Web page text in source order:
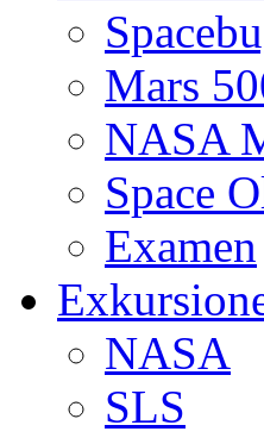
Mars
NASA
Space
Examen
NASA
SLS